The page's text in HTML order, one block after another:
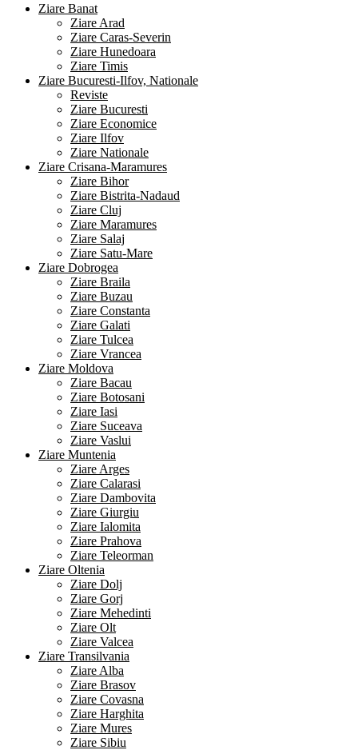
Ziare Banat
Ziare Arad
Ziare Caras-Severin
Ziare Hunedoara
Ziare Timis
Ziare Bucuresti-Ilfov, Nationale
Reviste
Ziare Bucuresti
Ziare Economice
Ziare Ilfov
Ziare Nationale
Ziare Crisana-Maramures
Ziare Bihor
Ziare Bistrita-Nadaud
Ziare Cluj
Ziare Maramures
Ziare Salaj
Ziare Satu-Mare
Ziare Dobrogea
Ziare Braila
Ziare Buzau
Ziare Constanta
Ziare Galati
Ziare Tulcea
Ziare Vrancea
Ziare Moldova
Ziare Bacau
Ziare Botosani
Ziare Iasi
Ziare Suceava
Ziare Vaslui
Ziare Muntenia
Ziare Arges
Ziare Calarasi
Ziare Dambovita
Ziare Giurgiu
Ziare Ialomita
Ziare Prahova
Ziare Teleorman
Ziare Oltenia
Ziare Dolj
Ziare Gorj
Ziare Mehedinti
Ziare Olt
Ziare Valcea
Ziare Transilvania
Ziare Alba
Ziare Brasov
Ziare Covasna
Ziare Harghita
Ziare Mures
Ziare Sibiu